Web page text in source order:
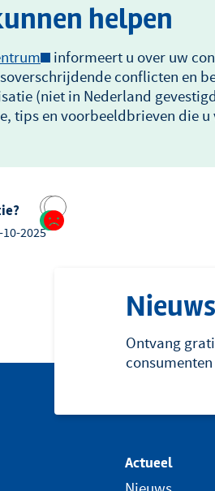
helpen
informeert u over uw
conflicten en
(niet in Nederland
tips en voorbeeldbrieven die
10-2025
Ontvang
Actueel